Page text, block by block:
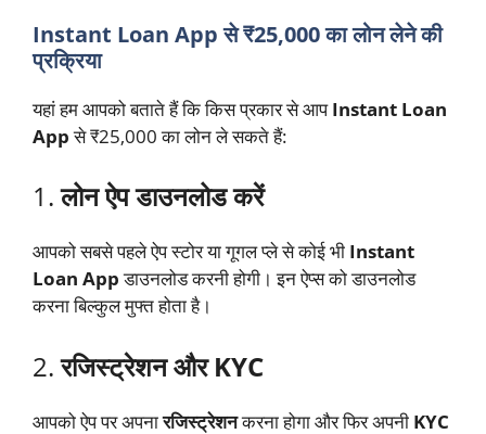
Instant Loan App से ₹25,000 का लोन लेने की
प्रक्रिया
यहां हम आपको बताते हैं कि किस प्रकार से आपInstant Loan
Appसे ₹25,000 का लोन ले सकते हैं:
1.लोन ऐप डाउनलोड करें
आपको सबसे पहले ऐप स्टोर या गूगल प्ले से कोई भी Instant
Loan Appडाउनलोड करनी होगी। इन ऐप्स को डाउनलोड
करना बिल्कुल मुफ्त होता है।
2.रजिस्ट्रेशन और KYC
आपको ऐप पर अपनारजिस्ट्रेशनकरना होगा और फिर अपनी KYC